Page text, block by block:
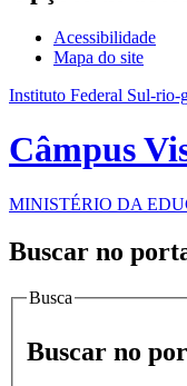
Acessibilidade
Mapa do site
Instituto Federal Sul-rio-
Câmpus
MINISTÉRIO DA
Buscar no
Busca
Buscar no